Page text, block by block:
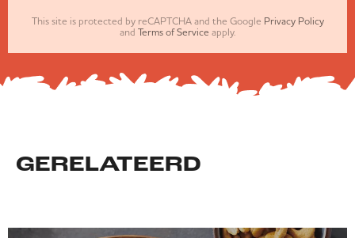
This site is protected by reCAPTCHA and the Google Privacy Policy
and Terms of Service apply.
GERELATEERD